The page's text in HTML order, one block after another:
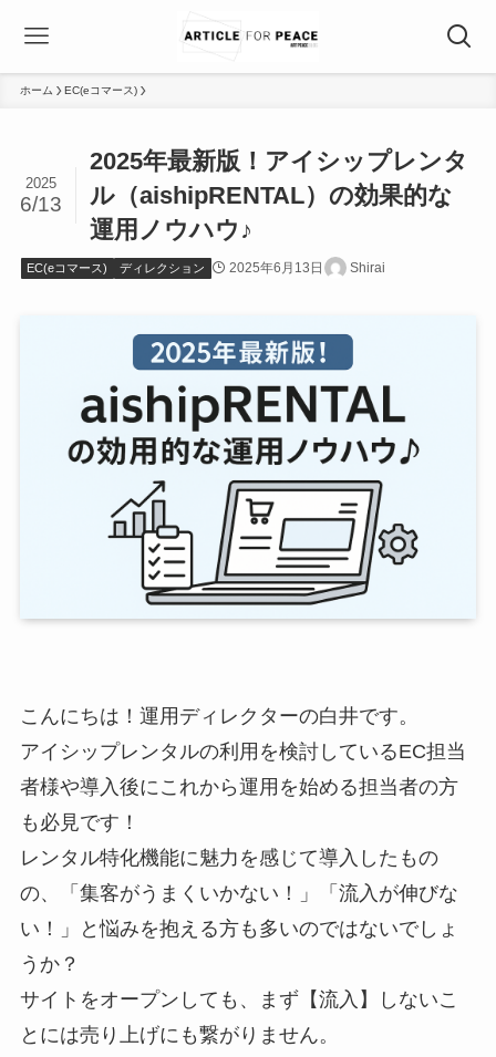
ホーム EC(eコマース)
2025年最新版！アイシップレンタ
ル（aishipRENTAL）の効果的な
運用ノウハウ♪
2025
6/13
EC(eコマース) ディレクション 2025年6月13日 Shirai
こんにちは！運用ディレクターの白井です。
アイシップレンタルの利用を検討しているEC担当
者様や導入後にこれから運用を始める担当者の方
も必見です！
レンタル特化機能に魅力を感じて導入したもの
の、「集客がうまくいかない！」「流入が伸びな
い！」と悩みを抱える方も多いのではないでしょ
うか？
サイトをオープンしても、まず【流入】しないこ
とには売り上げにも繋がりません。